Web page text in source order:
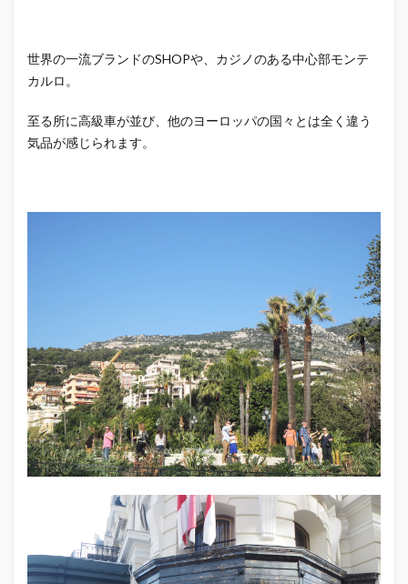
世界の一流ブランドのSHOPや、カジノのある中心部モンテ
カルロ。
至る所に高級車が並び、他のヨーロッパの国々とは全く違う
気品が感じられます。